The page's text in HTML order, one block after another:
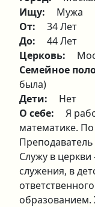
Ищу:
Мужа
От:
34 Лет
До:
44 Лет
Церковь:
Семейное
была)
Дети:
Нет
О себе:
Я
математике.
Служу в
служения, в
образованием.